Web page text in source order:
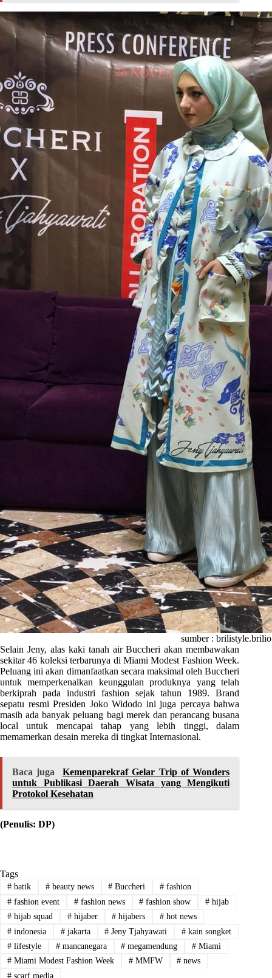
sumber :
Selain Jeny, alas kaki tanah air Buccheri akan membawakan
sekitar 46 koleksi terbarunya di Miami Modest Fashion Week.
Peluang ini akan dimanfaatkan secara maksimal oleh Buccheri
untuk memperkenalkan keunggulan produknya yang telah
berkiprah pada industri fashion sejak tahun 1989. Brand
sepatu resmi Presiden Joko Widodo ini juga percaya bahwa
masih ada banyak peluang bagi merek dan perancang busana
local untuk mencapai tahap yang lebih tinggi, dalam
memamerkan desain mereka di tingkat Internasional.
Baca juga
Kemenparekraf Gelar Trip of Wonders
untuk Publikasi Daerah Wisata yang Mengikuti
Protokol Kesehatan
(Penulis: DP)
Tags
#batik #beauty news # Buccheri # fashion
#fashion event #fashion news # fashion show # hijab
#hijab squad #hijaber # hijabers # hot news
#indonesia #jakarta # Jeny Tjahyawati # kain songket
#lifestyle #mancanegara # megamendung # Miami
#Miami Modest Fashion Week #MMFW # news
#scarf media